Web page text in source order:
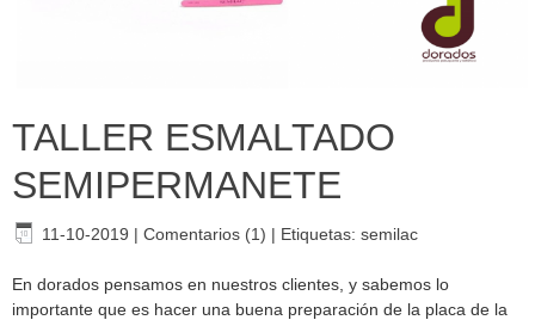
TALLER ESMALTADO
SEMIPERMANETE
11-10-2019 | Comentarios (1) | Etiquetas: semilac
En dorados pensamos en nuestros clientes, y sabemos lo
importante que es hacer una buena preparación de la placa de la